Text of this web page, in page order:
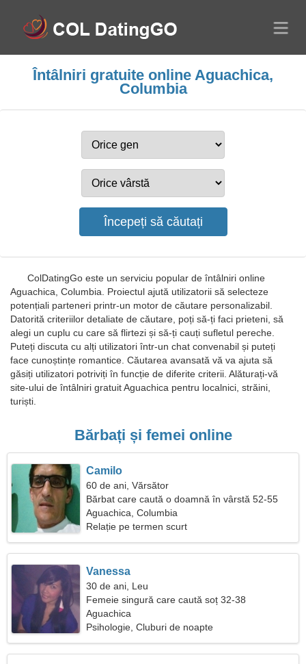
Întâlniri gratuite online Aguachica,
Columbia
ColDatingGo este un serviciu popular de întâlniri online
Aguachica, Columbia. Proiectul ajută utilizatorii să selecteze
potențiali parteneri printr-un motor de căutare personalizabil.
Datorită criteriilor detaliate de căutare, poți să-ți faci prieteni, să
alegi un cuplu cu care să flirtezi și să-ți cauți sufletul pereche.
Puteți discuta cu alți utilizatori într-un chat convenabil și puteți
face cunoștințe romantice. Căutarea avansată vă va ajuta să
găsiți utilizatori potriviți în funcție de diferite criterii. Alăturați-vă
site-ului de întâlniri gratuit Aguachica pentru localnici, străini,
turiști.
Bărbați și femei online
Camilo
60 de ani, Vărsător
Bărbat care caută o doamnă în vârstă 52-55
Aguachica, Columbia
Relație pe termen scurt
Vanessa
30 de ani, Leu
Femeie singură care caută soț 32-38
Aguachica
Psihologie, Cluburi de noapte